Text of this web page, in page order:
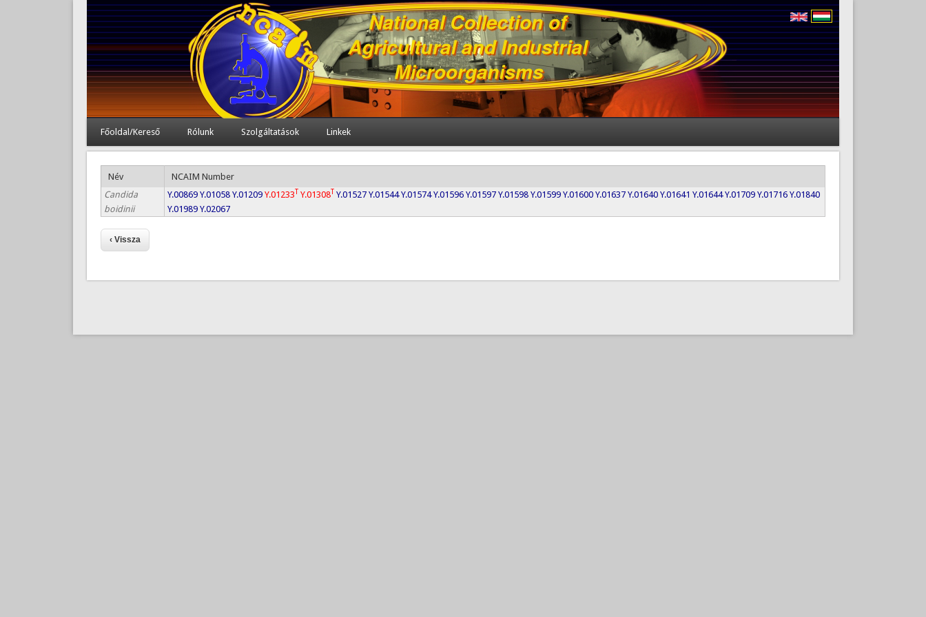
Főoldal/Kereső Rólunk Szolgáltatások Linkek
Név
NCAIM Number
Candida
boidinii
Y.00869 Y.01058 Y.01209 Y.01233T Y.01308T Y.01527 Y.01544 Y.01574 Y.01596 Y.01597 Y.01598 Y.01599 Y.01600 Y.01637 Y.01640 Y.01641 Y.01644 Y.01709 Y.01716 Y.01840
Y.01989 Y.02067